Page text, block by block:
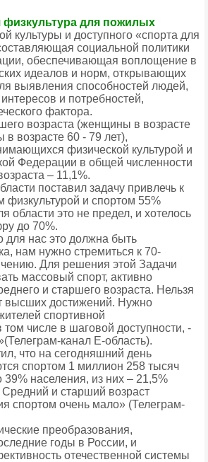
физкультура для пожилых
культуры и доступного «спорта для
социальной политики
обеспечивающая воплощение в
идеалов и норм, открывающих
выявления способностей людей,
и потребностей,
фактора.
возраста (женщины в возрасте
в возрасте 60 - 79 лет),
физической культурой и
Федерации в общей численности
– 11,1%.
поставил задачу привлечь к
физкультурой и спортом 55%
области это не предел, и хотелось
до 70%.
для нас это должна быть
нам нужно стремиться к 70-
Для решения этой Задачи
массовый спорт, активно
и старшего возраста. Нельзя
высших достижений. Нужно
спортивной
том числе в шаговой доступности, -
канал Е-область).
что на сегодняшний день
спортом 1 миллион 258 тысяч
населения, из них – 21,5%
Средний и старший возраст
спортом очень мало» (Телеграм-
преобразования,
годы в России, и
отечественной системы